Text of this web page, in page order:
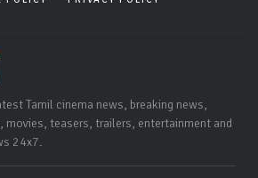
Tamil cinema news, breaking news,
movies, teasers, trailers, entertainment and
24x7.